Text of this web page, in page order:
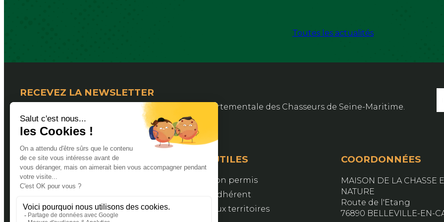
Toutes les actualités
RECEVEZ LA NEWSLETTER
Pour suivre les actualités de la Fédération Départementale des Chasseurs de Seine-Maritime.
LIENS UTILES
Valider son permis
Espace adhérent
Bourse aux territoires
COORDONNÉES
MAISON DE LA CHASSE
NATURE
Route de l'Etang
76890 BELLEVILLE-EN-